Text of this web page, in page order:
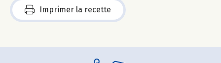
Imprimer la recette